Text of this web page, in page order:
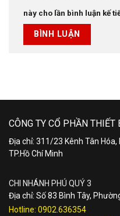
này cho lần bình luận kế
CÔNG TY CỔ PHẦN THIẾT
Địa chỉ: 311/23 Kênh Tân
TP.Hồ Chí Minh
CHI NHÁNH PHÚ QUÝ 3
Địa chỉ: Số 83 Bình Tây,
Hotline: 0902.636354